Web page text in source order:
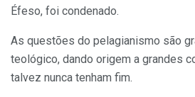
Éfeso, foi condenado.
As questões do pelagianismo são
teológico, dando origem a grandes
talvez nunca tenham fim.